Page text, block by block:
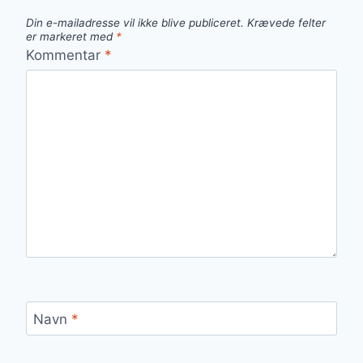
Din e-mailadresse vil ikke blive publiceret. Krævede felter
er markeret med *
Kommentar *
Navn *